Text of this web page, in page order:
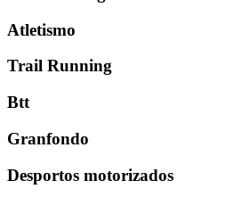
Atletismo
Trail Running
Btt
Granfondo
Desportos motorizados